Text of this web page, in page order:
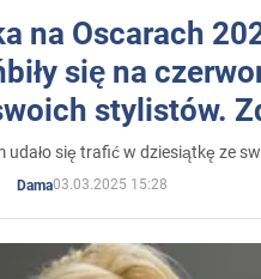
na Oscarach
się na
stylistów.
udało się trafić w dziesiątkę ze
Dama03.03.2025 15:28